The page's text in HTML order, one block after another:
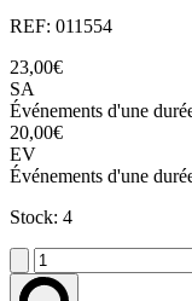
REF: 011554
23,00€
SA
Événements d'une
20,00€
EV
Événements d'une
Stock: 4